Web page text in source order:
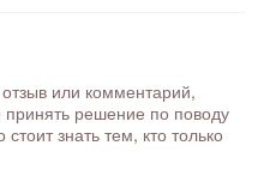
или комментарий,
решение по поводу
знать тем, кто только